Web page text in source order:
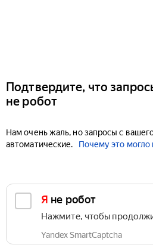
Подтвердите, что
не робот
Нам очень жаль, но запросы с
автоматические.
Почему это могло
Я не робот
Нажмите, чтобы
Yandex SmartCaptcha